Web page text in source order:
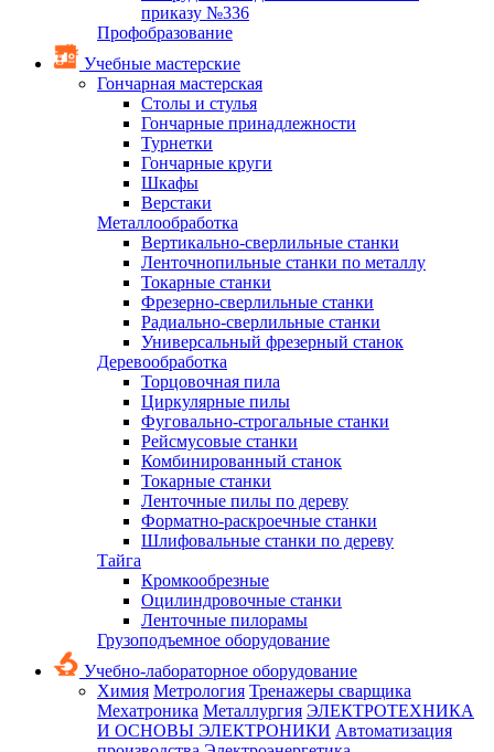
приказу №336
Профобразование
Учебные мастерские
Гончарная мастерская
Столы и стулья
Гончарные принадлежности
Турнетки
Гончарные круги
Шкафы
Верстаки
Металлообработка
Вертикально-сверлильные станки
Ленточнопильные станки по металлу
Токарные станки
Фрезерно-сверлильные станки
Радиально-сверлильные станки
Универсальный фрезерный станок
Деревообработка
Торцовочная пила
Циркулярные пилы
Фуговально-строгальные станки
Рейсмусовые станки
Комбинированный станок
Токарные станки
Ленточные пилы по дереву
Форматно-раскроечные станки
Шлифовальные станки по дереву
Тайга
Кромкообрезные
Оцилиндровочные станки
Ленточные пилорамы
Грузоподъемное оборудование
Учебно-лабораторное оборудование
Химия Метрология Тренажеры сварщика
Мехатроника Металлургия ЭЛЕКТРОТЕХНИКА
И ОСНОВЫ ЭЛЕКТРОНИКИ Автоматизация